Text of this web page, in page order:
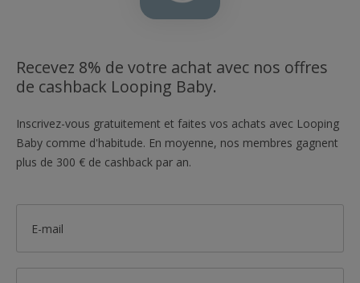
Recevez 8% de votre achat avec nos offres
de cashback Looping Baby.
Inscrivez-vous gratuitement et faites vos achats avec Looping
Baby comme d'habitude. En moyenne, nos membres gagnent
plus de 300 € de cashback par an.
E-mail